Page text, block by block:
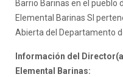
Barrio Barinas en el pueblo
Elemental Barinas SI
Abierta del Departamento
Información del
Elemental Barinas: